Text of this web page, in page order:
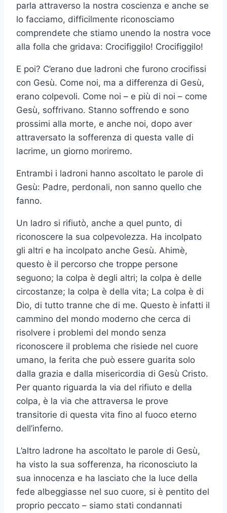
parla attraverso la nostra coscienza e anche se
lo facciamo, difficilmente riconosciamo
comprendete che stiamo unendo la nostra voce
alla folla che gridava: Crocifiggilo! Crocifiggilo!
E poi? C’erano due ladroni che furono crocifissi
con Gesù. Come noi, ma a differenza di Gesù,
erano colpevoli. Come noi – e più di noi – come
Gesù, soffrivano. Stanno soffrendo e sono
prossimi alla morte, e anche noi, dopo aver
attraversato la sofferenza di questa valle di
lacrime, un giorno moriremo.
Entrambi i ladroni hanno ascoltato le parole di
Gesù: Padre, perdonali, non sanno quello che
fanno.
Un ladro si rifiutò, anche a quel punto, di
riconoscere la sua colpevolezza. Ha incolpato
gli altri e ha incolpato anche Gesù. Ahimè,
questo è il percorso che troppe persone
seguono; la colpa è degli altri; la colpa è delle
circostanze; la colpa è della vita; La colpa è di
Dio, di tutto tranne che di me. Questo è infatti il
​​cammino del mondo moderno che cerca di
risolvere i problemi del mondo senza
riconoscere il problema che risiede nel cuore
umano, la ferita che può essere guarita solo
dalla grazia e dalla misericordia di Gesù Cristo.
Per quanto riguarda la via del rifiuto e della
colpa, è la via che attraversa le prove
transitorie di questa vita fino al fuoco eterno
dell’inferno.
L’altro ladrone ha ascoltato le parole di Gesù,
ha visto la sua sofferenza, ha riconosciuto la
sua innocenza e ha lasciato che la luce della
fede albeggiasse nel suo cuore, si è pentito del
proprio peccato – siamo stati condannati